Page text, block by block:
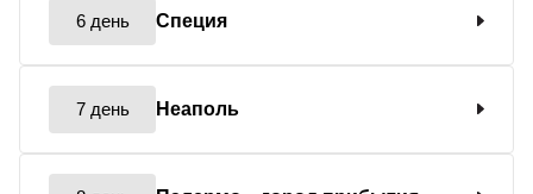
6 день Специя
7 день Неаполь